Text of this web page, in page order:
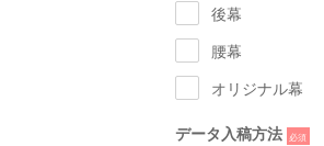
後幕
腰幕
オリジナル幕
データ入稿方法
*